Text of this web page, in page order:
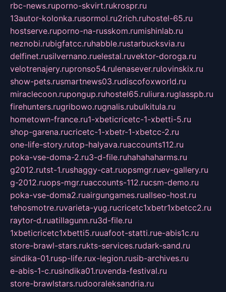
rbc-news.ruporno-skvirt.rukrospr.ru
13autor-kolonka.rusormol.ru2rich.ruhostel-65.ru
hostserve.ruporno-na-russkom.rumishinlab.ru
neznobi.rubigfatcc.ruhabble.rustarbucksvia.ru
delfinet.rusilvernano.ruelestal.ruvektor-doroga.ru
velotrenajery.rupronso54.rulenasever.rulovinskix.ru
show-pets.rusmartnews03.rudiscofoxworld.ru
miraclecoon.rupongup.ruhostel65.ruliura.ruglasspb.ru
firehunters.rugribowo.rugnalis.rubulkitula.ru
hometown-france.ru1-xbeticricetc-1-xbetti-5.ru
shop-garena.rucricetc-1-xbetr-1-xbetcc-2.ru
one-life-story.rutop-halyava.ruaccounts112.ru
poka-vse-doma-2.ru3-d-file.ruhahahaharms.ru
g2012.rutst-1.rushaggy-cat.ruopsmgr.ruev-gallery.ru
g-2012.ruops-mgr.ruaccounts-112.rucsm-demo.ru
poka-vse-doma2.ruairgungames.ruallseo-host.ru
tehosmotre.ruvarieta-yug.rucricetc1xbetr1xbetcc2.ru
raytor-d.ruatillagunn.ru3d-file.ru
1xbeticricetc1xbetti5.ruuafoot-statti.rue-abis1c.ru
store-brawl-stars.rukts-services.rudark-sand.ru
sindika-01.rusp-life.rux-legion.rusib-archives.ru
e-abis-1-c.rusindika01.ruvenda-festival.ru
store-brawlstars.rudooraleksandria.ru